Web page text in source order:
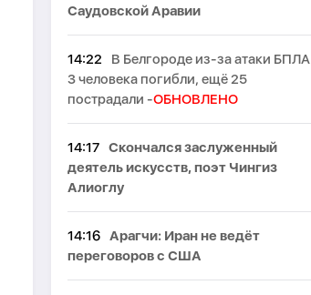
Саудовской Аравии
14:22
В Белгороде из-за атаки БПЛА
3 человека погибли, ещё 25
пострадали -ОБНОВЛЕНО
14:17 Скончался заслуженный
деятель искусств, поэт Чингиз
Алиоглу
14:16 Арагчи: Иран не ведёт
переговоров с США